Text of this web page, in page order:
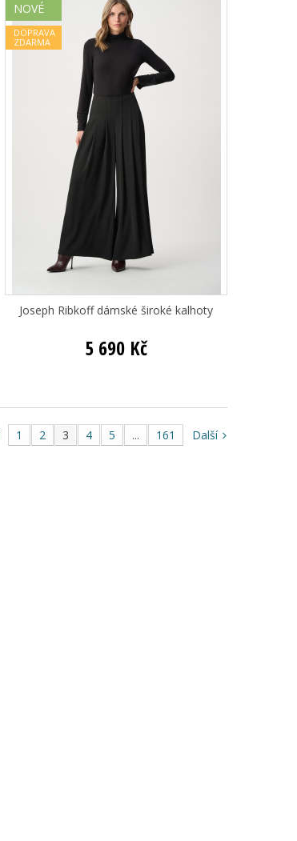
NOVÉ
DOPRAVA
ZDARMA
Joseph Ribkoff dámské široké kalhoty
5 690 Kč
1 2 3 4 5 ... 161 Další